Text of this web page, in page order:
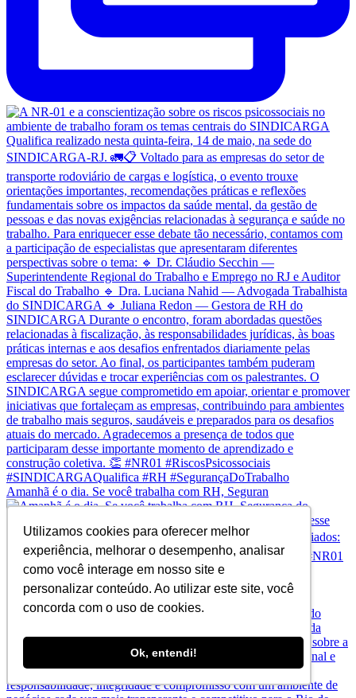
Utilizamos cookies para oferecer melhor
experiência, melhorar o desempenho, analisar
como você interage em nosso site e
personalizar conteúdo. Ao utilizar este site, você
concorda com o uso de cookies.
Ok, entendi!
Amanhã é o dia. Se você trabalha com RH, Seguran
A Operação Mare Liberum não comprometeu a operação